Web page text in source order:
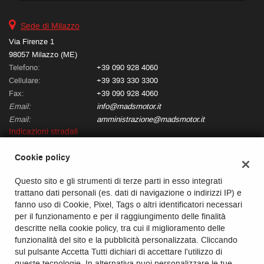
Sede di Milazzo
Via Firenze 1
98057 Milazzo (ME)
Telefono:
+39 090 928 4060
Cellulare:
+39 393 330 3300
Fax:
+39 090 928 4060
Email:
info@madsmotor.it
Email:
amministrazione@madsmotor.it
Indicazioni stradali
Mads Motor srls
Via della Regione, 9, Pace del Mela (ME)
C.F/P.IVA:03540260837
Registro delle imprese:ME
Cookie policy
Questo sito e gli strumenti di terze parti in esso integrati
trattano dati personali (es. dati di navigazione o indirizzi IP) e
fanno uso di Cookie, Pixel, Tags o altri identificatori necessari
per il funzionamento e per il raggiungimento delle finalità
descritte nella cookie policy, tra cui il miglioramento delle
funzionalità del sito e la pubblicità personalizzata. Cliccando
sul pulsante Accetta Tutti dichiari di accettare l'utilizzo di
strumenti
tracciamento
si
rimanda
alla
cookie
policy.
Puoi
rivedere
e
modificare
le
tue
scelte
in
qualsiasi
momento.